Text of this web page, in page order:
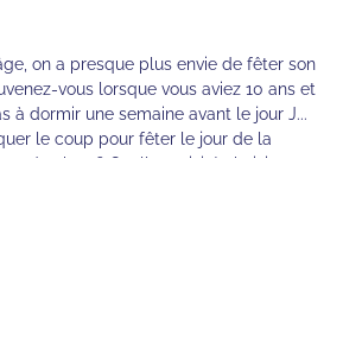
on a presque plus envie de fêter son
vous lorsque vous aviez 10 ans et
à dormir une semaine avant le jour J...
le coup pour fêter le jour de la
de chou ? Quelle activité choisir pour